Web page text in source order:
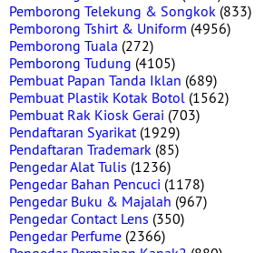
Pemborong Telekung & Songkok (833)
Pemborong Tshirt & Uniform (4956)
Pemborong Tuala (272)
Pemborong Tudung (4105)
Pembuat Papan Tanda Iklan (689)
Pembuat Plastik Kotak Botol (1562)
Pembuat Rak Kiosk Gerai (703)
Pendaftaran Syarikat(1929)
Pendaftaran Trademark (85)
Pengedar Alat Tulis (1236)
Pengedar Bahan Pencuci (1178)
Pengedar Buku & Majalah (967)
Pengedar Contact Lens (350)
Pengedar Perfume (2366)